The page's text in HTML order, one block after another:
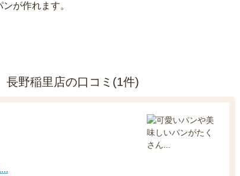
が作れます。
野稲里店の口コミ(1件)